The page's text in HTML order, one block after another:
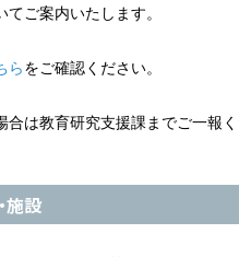
ご案内いたします。
らをご確認ください。
合は教育研究支援課までご一報く
施設